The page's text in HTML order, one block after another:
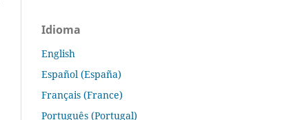
Idioma
English
Español (España)
Français (France)
Português (Portugal)